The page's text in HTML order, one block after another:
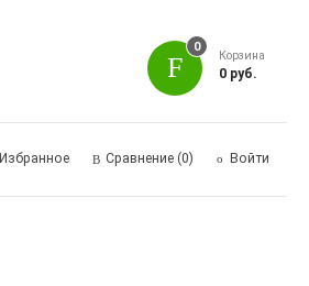
0
Корзина
0 руб.
Избранное Сравнение (0) Войти